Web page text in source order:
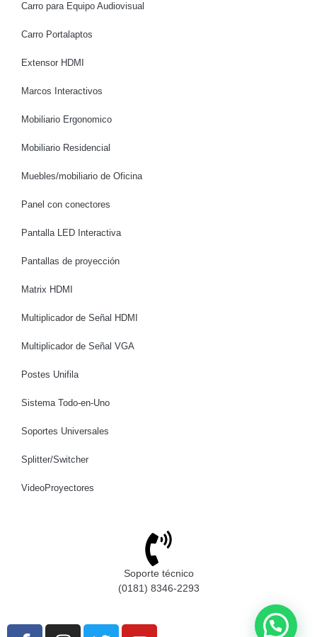
Carro para Equipo Audiovisual
Carro Portalaptos
Extensor HDMI
Marcos Interactivos
Mobiliario Ergonomico
Mobiliario Residencial
Muebles/mobiliario de Oficina
Panel con conectores
Pantalla LED Interactiva
Pantallas de proyección
Matrix HDMI
Multiplicador de Señal HDMI
Multiplicador de Señal VGA
Postes Unifila
Sistema Todo-en-Uno
Soportes Universales
Splitter/Switcher
VideoProyectores
Soporte técnico
(0181) 8346-2293